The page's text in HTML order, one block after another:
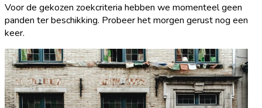
Voor de gekozen zoekcriteria hebben we momenteel geen
panden ter beschikking. Probeer het morgen gerust nog een
keer.